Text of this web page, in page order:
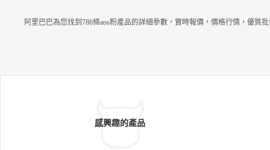
阿里巴巴為您找到786條aos粉產品的詳細參數，實時報價，價格行情，優質
感興趣的產品